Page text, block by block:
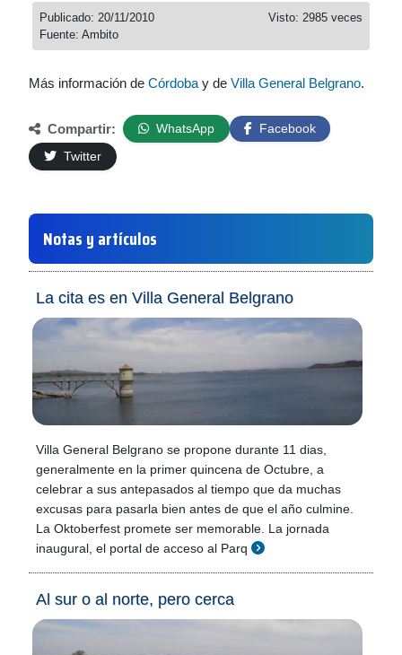
Visto: 2985 veces
Publicado: 20/11/2010
Fuente: Ambito
Más información de Córdoba y de Villa General Belgrano.
Compartir: WhatsApp
Facebook
Twitter
Notas y artículos
La cita es en Villa General Belgrano
Villa General Belgrano se propone durante 11 dias,
generalmente en la primer quincena de Octubre, a
celebrar a sus antepasados al tiempo que da muchas
excusas para pasarla bien antes de que el año culmine.
La Oktoberfest promete ser memorable. La jornada
inaugural, el portal de acceso al Parq
Al sur o al norte, pero cerca